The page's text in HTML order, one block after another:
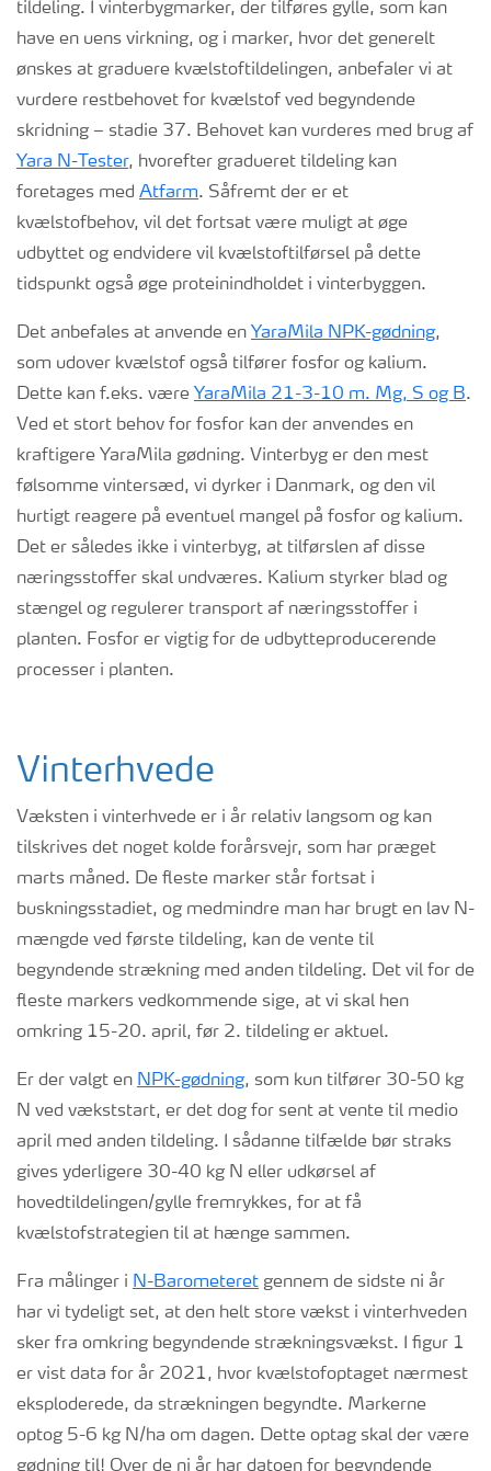
tildeling. I vinterbygmarker, der tilføres gylle, som kan
have en uens virkning, og i marker, hvor det generelt
ønskes at graduere kvælstoftildelingen, anbefaler vi at
vurdere restbehovet for kvælstof ved begyndende
skridning – stadie 37. Behovet kan vurderes med brug af
Yara N-Tester, hvorefter gradueret tildeling kan
foretages med Atfarm. Såfremt der er et
kvælstofbehov, vil det fortsat være muligt at øge
udbyttet og endvidere vil kvælstoftilførsel på dette
tidspunkt også øge proteinindholdet i vinterbyggen.
Det anbefales at anvende en YaraMila NPK-gødning,
som udover kvælstof også tilfører fosfor og kalium.
Dette kan f.eks. være YaraMila 21-3-10 m. Mg, S og B.
Ved et stort behov for fosfor kan der anvendes en
kraftigere YaraMila gødning. Vinterbyg er den mest
følsomme vintersæd, vi dyrker i Danmark, og den vil
hurtigt reagere på eventuel mangel på fosfor og kalium.
Det er således ikke i vinterbyg, at tilførslen af disse
næringsstoffer skal undværes. Kalium styrker blad og
stængel og regulerer transport af næringsstoffer i
planten. Fosfor er vigtig for de udbytteproducerende
processer i planten.
Vinterhvede
Væksten i vinterhvede er i år relativ langsom og kan
tilskrives det noget kolde forårsvejr, som har præget
marts måned. De fleste marker står fortsat i
buskningsstadiet, og medmindre man har brugt en lav N-
mængde ved første tildeling, kan de vente til
begyndende strækning med anden tildeling. Det vil for de
fleste markers vedkommende sige, at vi skal hen
omkring 15-20. april, før 2. tildeling er aktuel.
Er der valgt en NPK-gødning, som kun tilfører 30-50 kg
N ved vækststart, er det dog for sent at vente til medio
april med anden tildeling. I sådanne tilfælde bør straks
gives yderligere 30-40 kg N eller udkørsel af
hovedtildelingen/gylle fremrykkes, for at få
kvælstofstrategien til at hænge sammen.
Fra målinger i N-Barometeret gennem de sidste ni år
har vi tydeligt set, at den helt store vækst i vinterhveden
sker fra omkring begyndende strækningsvækst. I figur 1
er vist data for år 2021, hvor kvælstofoptaget nærmest
eksploderede, da strækningen begyndte. Markerne
optog 5-6 kg N/ha om dagen. Dette optag skal der være
gødning til! Over de ni år har datoen for begyndende